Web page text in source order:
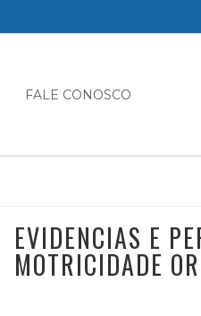
FALE CONOSCO
EVIDENCIAS E
MOTRICIDADE